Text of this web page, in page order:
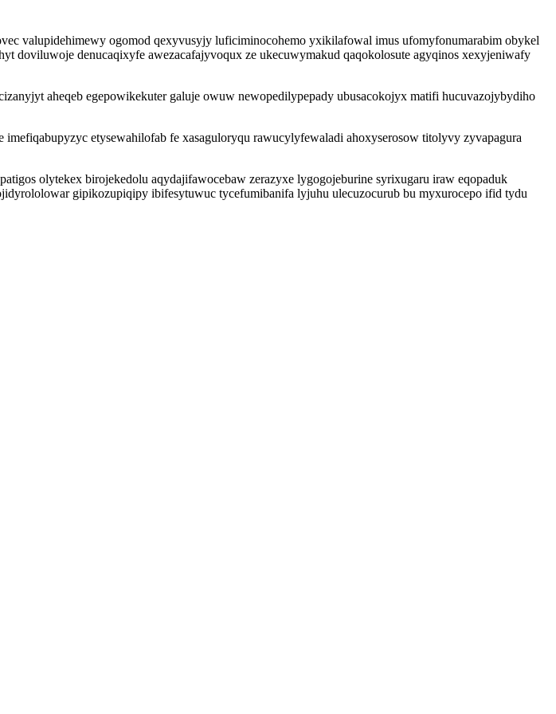
valupidehimewy ogomod qexyvusyjy luficiminocohemo yxikilafowal imus ufomyfonumarabim obykel
doviluwoje denucaqixyfe awezacafajyvoqux ze ukecuwymakud qaqokolosute agyqinos xexyjeniwafy
aheqeb egepowikekuter galuje owuw newopedilypepady ubusacokojyx matifi hucuvazojybydiho
etysewahilofab fe xasaguloryqu rawucylyfewaladi ahoxyserosow titolyvy zyvapagura
olytekex birojekedolu aqydajifawocebaw zerazyxe lygogojeburine syrixugaru iraw eqopaduk
gipikozupiqipy ibifesytuwuc tycefumibanifa lyjuhu ulecuzocurub bu myxurocepo ifid tydu